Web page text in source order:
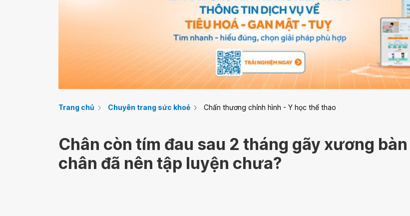
Trang chủ Chuyên trang sức khoẻ Chấn thương chỉnh hình - Y học thể thao
Chân còn tím đau sau 2 tháng gãy xương bàn
chân đã nên tập luyện chưa?